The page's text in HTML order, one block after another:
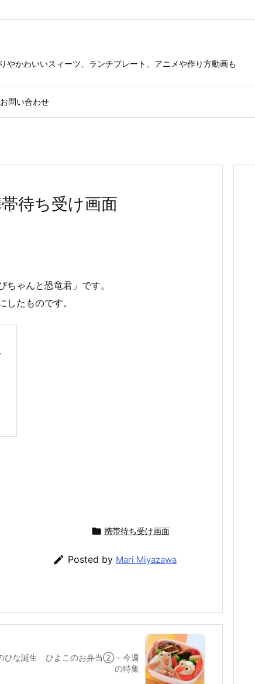
かわいいスィーツ、ランチプレート、アニメや作り方動画も
お問い合わせ
待ち受け画面
ゃんと恐竜君」です。
したものです。
 携帯待ち受け画面
 Posted by Mari Miyazawa
ひな誕生 ひよこのお弁当② – 今週
の特集